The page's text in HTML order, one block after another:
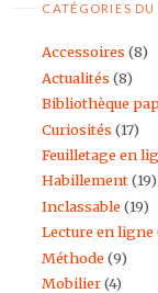
CATÉGORIES DU
Accessoires (8)
Actualités (8)
Bibliothèque
Curiosités (17)
Feuilletage en
Habillement(19)
Inclassable(19)
Lecture en ligne
Méthode(9)
Mobilier(4)